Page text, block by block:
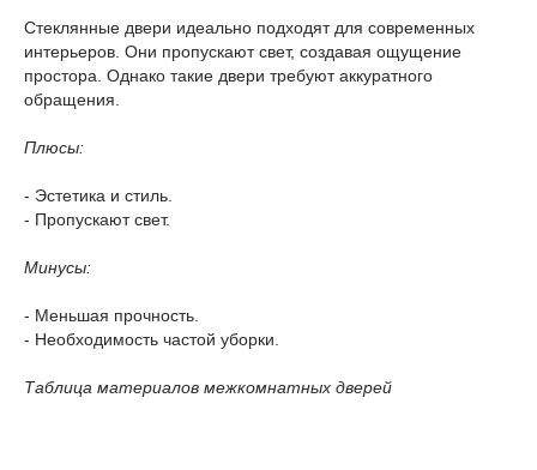
Стеклянные двери идеально подходят для современных
интерьеров. Они пропускают свет, создавая ощущение
простора. Однако такие двери требуют аккуратного
обращения.
Плюсы:
- Эстетика и стиль.
- Пропускают свет.
Минусы:
- Меньшая прочность.
- Необходимость частой уборки.
Таблица материалов межкомнатных дверей